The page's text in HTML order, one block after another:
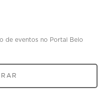
de eventos no Portal Belo